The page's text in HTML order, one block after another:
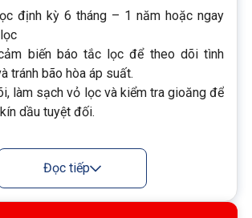
định kỳ 6 tháng – 1 năm hoặc ngay
biến báo tắc lọc để theo dõi tình
tránh bão hòa áp suất.
làm sạch vỏ lọc và kiểm tra gioăng để
dầu tuyệt đối.
Đọc tiếp